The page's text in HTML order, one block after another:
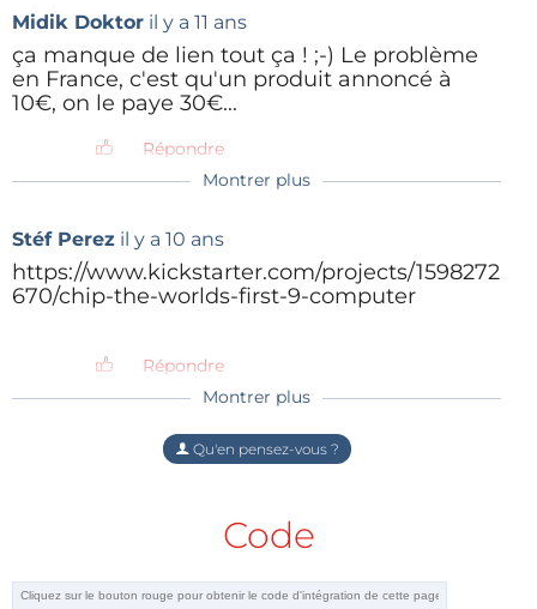
Linux inclus
Connecteur audio
Midik Doktor il y a 11 ans
ça manque de lien tout ça ! ;-) Le problème
en France, c'est qu'un produit annoncé à
10€, on le paye 30€...
Répondre
Montrer plus
Stéf Perez il y a 10 ans
https://www.kickstarter.com/projects/1598272
670/chip-the-worlds-first-9-computer
Répondre
Montrer plus
Qu'en pensez-vous ?
Code